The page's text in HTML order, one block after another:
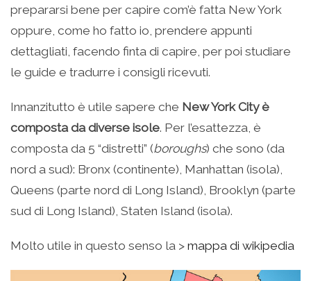
prepararsi bene per capire com’è fatta New York
oppure, come ho fatto io, prendere appunti
dettagliati, facendo finta di capire, per poi studiare
le guide e tradurre i consigli ricevuti.
Innanzitutto è utile sapere che New York City è
composta da diverse isole. Per l’esattezza, è
composta da 5 “distretti” (boroughs) che sono (da
nord a sud): Bronx (continente), Manhattan (isola),
Queens (parte nord di Long Island), Brooklyn (parte
sud di Long Island), Staten Island (isola).
Molto utile in questo senso la > mappa di wikipedia